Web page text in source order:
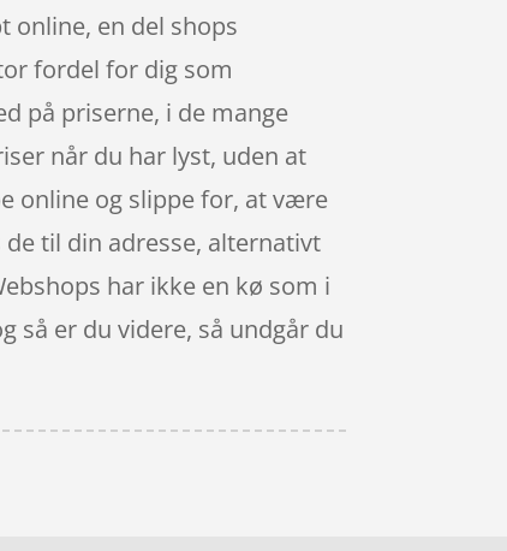
online, en del shops
fordel for dig som
på priserne, i de mange
når du har lyst, uden at
online og slippe for, at være
til din adresse, alternativt
har ikke en kø som i
så er du videre, så undgår du